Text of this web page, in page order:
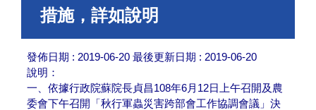
措施，詳如說明
發佈日期 : 2019-06-20 最後更新日期 : 2019-06-20
說明：
一、依據行政院蘇院長貞昌108年6月12日上午召開及農
委會下午召開「秋行軍蟲災害跨部會工作協調會議」決